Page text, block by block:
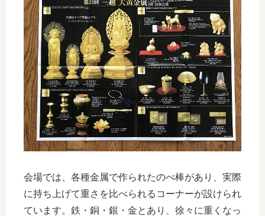
会場では、各種金属で作られたのべ棒があり、実際
に持ち上げて重さを比べられるコーナーが設けられ
ています。鉄・銅・銀・金とあり、徐々に重くなっ